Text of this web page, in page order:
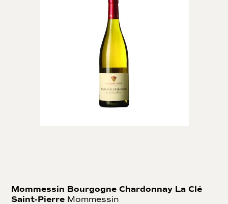
Mommessin Bourgogne Chardonnay La Clé
Saint-Pierre Mommessin